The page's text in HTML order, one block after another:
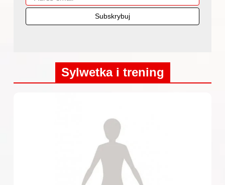
Sylwetka i trening